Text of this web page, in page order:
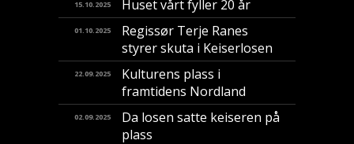
15.10.2025 Huset vårt fyller 20 år
01.10.2025
Regissør Terje Ranes
styrer skuta i Keiserlosen
22.09.2025
Kulturens plass i
framtidens Nordland
02.09.2025
Da losen satte keiseren på
plass